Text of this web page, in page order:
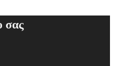
σας